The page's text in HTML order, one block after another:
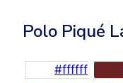
Polo Piqué
#ffffff